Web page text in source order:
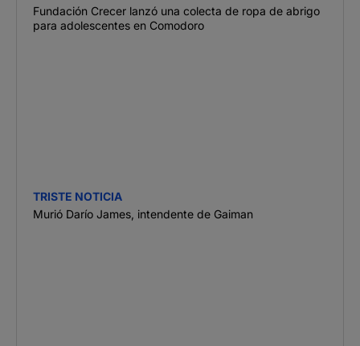
Fundación Crecer lanzó una colecta de ropa de abrigo
para adolescentes en Comodoro
TRISTE NOTICIA
Murió Darío James, intendente de Gaiman